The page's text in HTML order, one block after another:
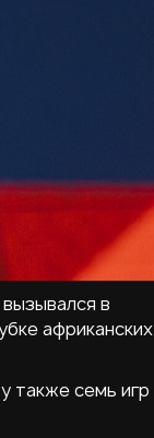
в
африканских
также семь игр